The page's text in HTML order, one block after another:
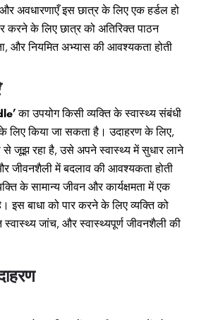
अवधारणाएँ इस छात्र के लिए एक हर्डल हो
करने के लिए छात्र को अतिरिक्त पाठन
और नियमित अभ्यास की आवश्यकता होती
का उपयोग किसी व्यक्ति के स्वास्थ्य संबंधी
लिए किया जा सकता है। उदाहरण के लिए,
से जूझ रहा है, उसे अपने स्वास्थ्य में सुधार लाने
जीवनशैली में बदलाव की आवश्यकता होती
के सामान्य जीवन और कार्यक्षमता में एक
इस बाधा को पार करने के लिए व्यक्ति को
स्वास्थ्य जांच, और स्वास्थ्यपूर्ण जीवनशैली की